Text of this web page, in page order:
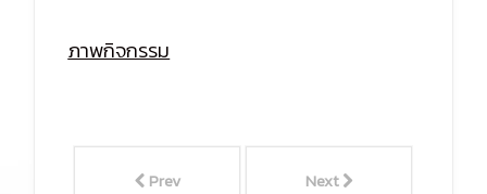
ภาพกิจกรรม
Prev Next